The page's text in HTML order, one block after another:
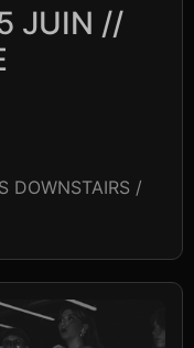
JUIN //
DOWNSTAIRS /